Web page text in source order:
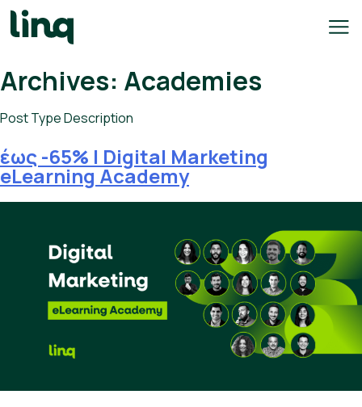
Skip
to
Archives: Academies
Post Type Description
έως -65% | Digital Marketing
eLearning Academy